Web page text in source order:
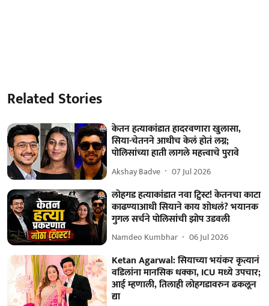
Related Stories
केतन हत्याकांडात हादरवणारा खुलासा,
सिया-चेतनने आधीच केलं होतं लग्न;
पोलिसांच्या हाती लागले महत्त्वाचे पुरावे
Akshay Badve 07 Jul 2026
लोहगड हत्याकांडात नवा ट्विस्ट! केतनचा काटा
काढण्याआधी सियाने काय शोधलं? भयानक
गुगल सर्चने पोलिसांची झोप उडवली
Namdeo Kumbhar 06 Jul 2026
Ketan Agarwal: सियाच्या भयंकर कृत्यानं
वडिलांना मानसिक धक्का, ICU मध्ये उपचार;
आई म्हणाली, तिलाही लोहगडावरुन ढकलून
द्या